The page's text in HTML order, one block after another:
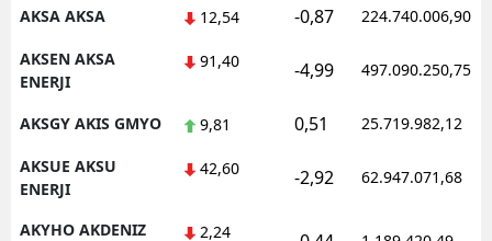
Rize
Sinop
Sivas
AKSA AKSA 12,54 -0,87 224.740.006,90
AKSEN AKSA
ENERJI
91,40 -4,99 497.090.250,75
AKSGY AKIS GMYO 9,81 0,51 25.719.982,12
AKSUE AKSU
ENERJI
42,60 -2,92 62.947.071,68
AKYHO AKDENIZ
2,24